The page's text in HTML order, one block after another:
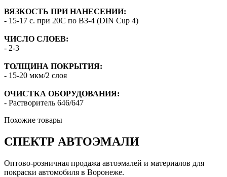
ВЯЗКОСТЬ ПРИ НАНЕСЕНИИ:
- 15-17 с. при 20С по ВЗ-4 (DIN Cup 4)
ЧИСЛО СЛОЕВ:
- 2-3
ТОЛЩИНА ПОКРЫТИЯ:
- 15-20 мкм/2 слоя
ОЧИСТКА ОБОРУДОВАНИЯ:
- Растворитель 646/647
Похожие товары
СПЕКТР АВТОЭМАЛИ
Оптово-розничная продажа автоэмалей и материалов для
покраски автомобиля в Воронеже.